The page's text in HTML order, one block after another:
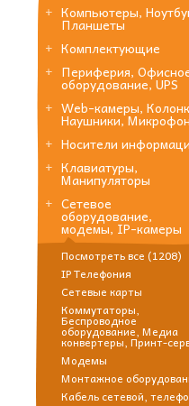
Компьютеры,
Планшеты
Комплектующие
Периферия,
оборудование, UPS
Web-камеры,
Наушники,
Носители
Клавиатуры,
Манипуляторы
Сетевое
оборудование,
модемы, IP-камеры
Посмотреть все (1208)
IP Телефония
Сетевые карты
Коммутаторы,
Беспроводное
оборудование, Медиа
конвертеры, Принт-
Модемы
Монтажное
Кабель сетевой,